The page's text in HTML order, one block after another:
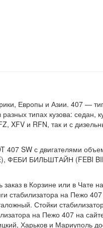
Европы и Азии. 407 —
типах кузова: седан,
XFV и RFN, так и с
407 SW с двигателями
ФЕБИ БИЛЬШТАЙН (FEBI
в Корзине или в Чате
стабилизатора на Пежо
Стойки
на Пежо 407 на
Харьков и Мариуполь